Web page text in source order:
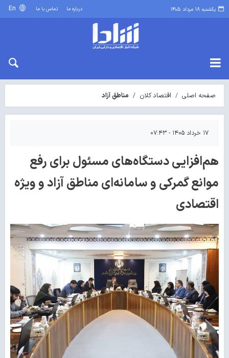
یکشنبه ۱۸ مرداد ۱۴۰۵ درباره ما تماس با ما
صفحه اصلی اقتصاد کلان مناطق آزاد
۱۷ خرداد ۱۴۰۵ - ۰۷:۴۳
هم‌افزایی دستگاه‌های مسئول برای رفع
موانع گمرکی و سامانه‌ای مناطق آزاد و ویژه
اقتصادی